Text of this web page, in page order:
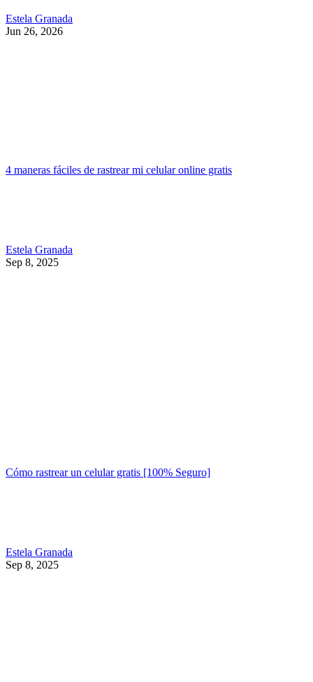
Estela Granada
Jun 26, 2026
4 maneras fáciles de rastrear mi celular online gratis
Estela Granada
Sep 8, 2025
Cómo rastrear un celular gratis [100% Seguro]
Estela Granada
Sep 8, 2025